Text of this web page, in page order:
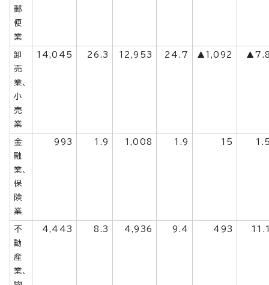
郵
便
業
卸
売
業、
小
売
業
14,045 26.3 12,953 24.7 ▲1,092
金
融
業、
保
険
業
993 1.9 1,008 1.9 15
不
動
産
業、
4,443 8.3 4,936 9.4 493